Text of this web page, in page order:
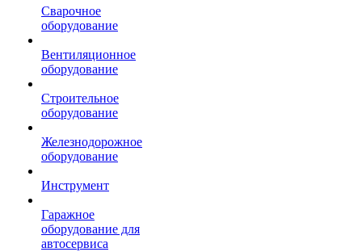
Сварочное
оборудование
Вентиляционное
оборудование
Строительное
оборудование
Железнодорожное
оборудование
Инструмент
Гаражное
оборудование для
автосервиса